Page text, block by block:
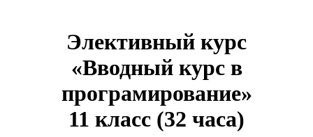
Элективный курс
«Вводный курс в
програмирование»
11 класс (32 часа)